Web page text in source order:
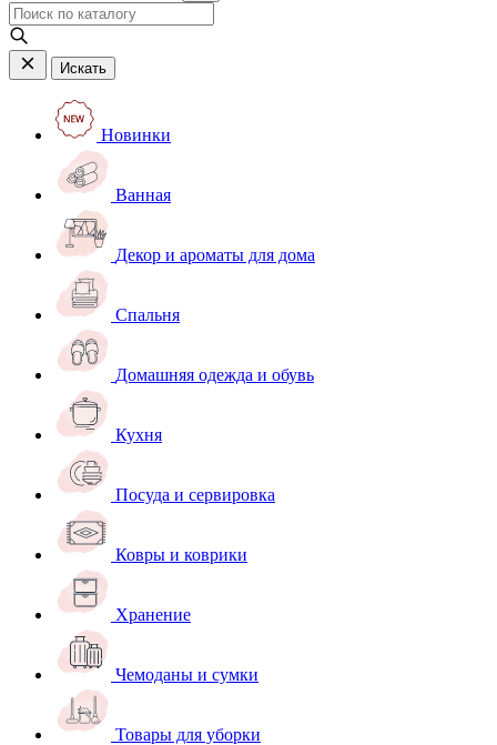
Искать
Новинки
Ванная
Декор и ароматы для дома
Спальня
Домашняя одежда и обувь
Кухня
Посуда и сервировка
Ковры и коврики
Хранение
Чемоданы и сумки
Товары для уборки